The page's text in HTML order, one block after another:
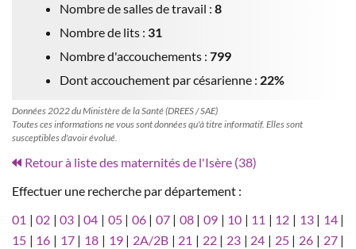
Nombre de salles de travail : 8
Nombre de lits : 31
Nombre d'accouchements : 799
Dont accouchement par césarienne : 22%
Données 2022 du Ministère de la Santé (DREES / SAE)
Toutes ces informations ne vous sont données qu'à titre informatif. Elles sont
susceptibles d'avoir évolué.
Retour à liste des maternités de l'Isère (38)
Effectuer une recherche par département :
01 |02 |03 |04 | 05| 06| 07| 08| 09 | 10 | 11 | 12 | 13| 14|
15 | 16 | 17| 18 | 19| 2A/2B| 21 | 22| 23 | 24 | 25| 26 | 27|